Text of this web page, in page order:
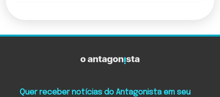
Quer receber notícias do Antagonista em seu